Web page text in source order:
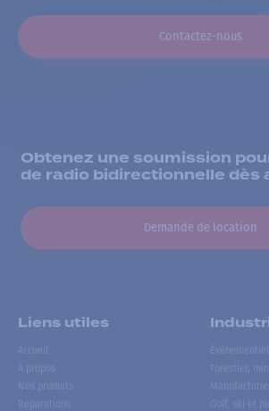
Contactez-nous
Obtenez une soumission
de radio bidirectionnelle dès
Demande de location
Liens utiles
Accueil
À propos
Nos produits
Réparations
Événementiel
Forestier,
Manufacturier
Golf, ski et